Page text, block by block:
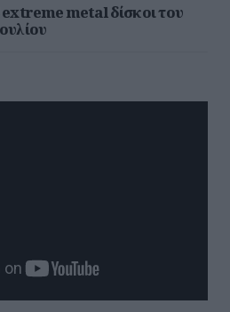
metal δίσκοι του